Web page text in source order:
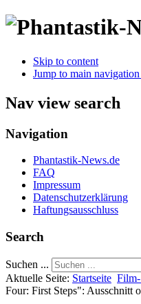
Skip to content
Jump to main
Nav view search
Navigation
Phantastik-News.de
FAQ
Impressum
Datenschutzerklärung
Haftungsausschluss
Search
Suchen ...
Aktuelle Seite: Startseite
Four: First Steps": Ausschnitt